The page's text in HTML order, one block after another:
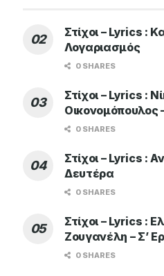
Στίχοι – Lyrics :
Λογαριασμός
0 SHARES
Στίχοι – Lyrics :
Οικονομόπουλος
0 SHARES
Στίχοι – Lyrics :
Δευτέρα
0 SHARES
Στίχοι – Lyrics :
Ζουγανέλη – Σ’
0 SHARES